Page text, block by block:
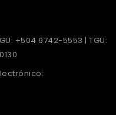
+504 9742-5553 | TGU: